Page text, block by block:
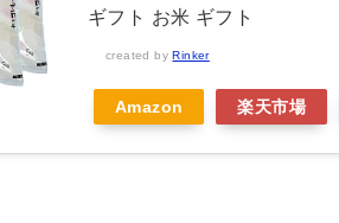
ギフト お米 ギフト
created byRinker
Amazon 楽天市場